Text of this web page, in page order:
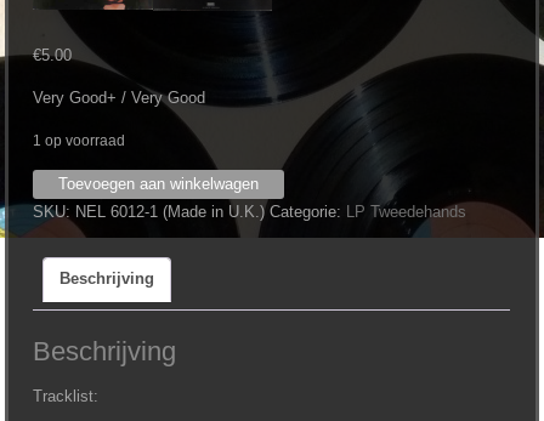
€5.00
Very Good+ / Very Good
1 op voorraad
Marianne
Faithfull
‎–
Faithless
aantal
Toevoegen aan winkelwagen
SKU: NEL 6012-1 (Made in U.K.) Categorie: LP Tweedehands
Beschrijving
Beschrijving
Tracklist: